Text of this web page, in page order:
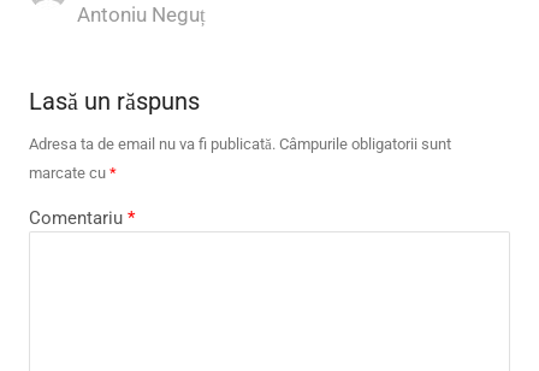
Author
Antoniu Neguț
Lasă un răspuns
Adresa ta de email nu va fi publicată. Câmpurile obligatorii sunt
marcate cu *
Comentariu *